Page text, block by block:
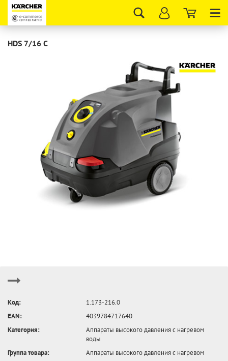
HDS 7/16 С
Код:
1.173-216.0
EAN:
4039784717640
Категория:
Аппараты высокого давления с нагревом
воды
Группа товара:
Аппараты высокого давления с нагревом